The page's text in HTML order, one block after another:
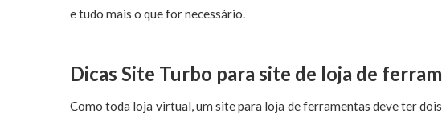
e tudo mais o que for necessário.
Dicas Site Turbo para site de loja de
Como toda loja virtual, um site para loja de ferramentas deve ter